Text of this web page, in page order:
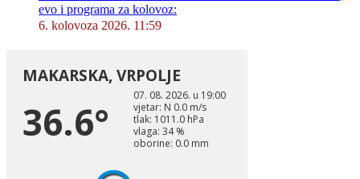
evo i programa za kolovoz:
6. kolovoza 2026. 11:59